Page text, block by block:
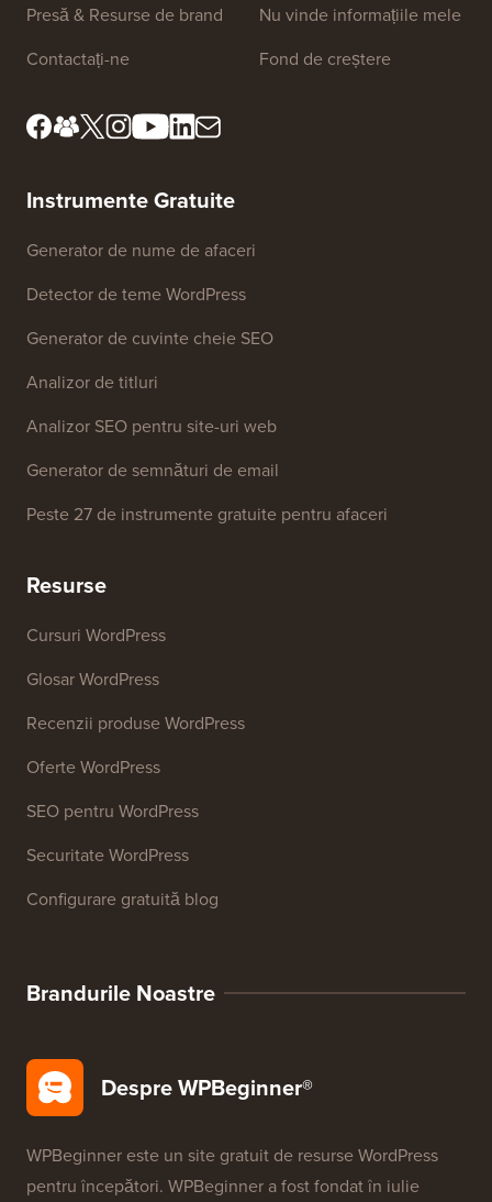
Presă & Resurse de brand
Contactați-ne
Nu vinde informațiile mele
Fond de creștere
Instrumente Gratuite
Generator de nume de afaceri
Detector de teme WordPress
Generator de cuvinte cheie SEO
Analizor de titluri
Analizor SEO pentru site-uri web
Generator de semnături de email
Peste 27 de instrumente gratuite pentru afaceri
Resurse
Cursuri WordPress
Glosar WordPress
Recenzii produse WordPress
Oferte WordPress
SEO pentru WordPress
Securitate WordPress
Configurare gratuită blog
Brandurile Noastre
Despre WPBeginner®
WPBeginner este un site gratuit de resurse WordPress
pentru începători. WPBeginner a fost fondat în iulie